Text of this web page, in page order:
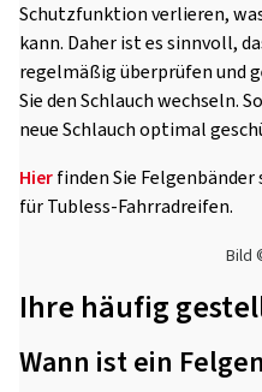
Schutzfunktion verlieren,
kann. Daher ist es sinnvoll,
regelmäßig überprüfen und
Sie den Schlauch wechseln.
neue Schlauch optimal
Hierfinden Sie
für Tubless-Fahrradreifen.
Bild
Ihre häufig
Wann ist ein